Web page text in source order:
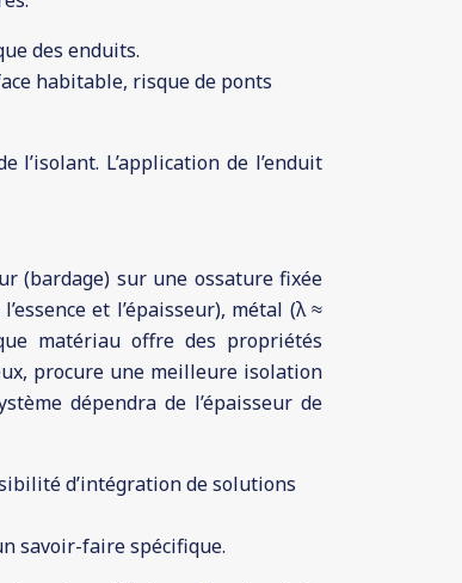
des enduits.
habitable, risque de ponts
L’application de l’enduit
(bardage) sur une ossature fixée
et l’épaisseur), métal (λ ≈
matériau offre des propriétés
procure une meilleure isolation
dépendra de l’épaisseur de
d’intégration de solutions
savoir-faire spécifique.